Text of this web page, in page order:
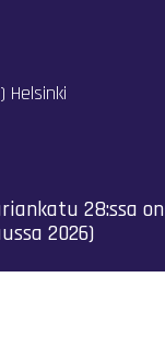
Helsinki
28:ssa on
2026)